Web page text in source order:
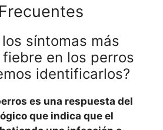
síntomas más
en los perros
identificarlos?
es una respuesta del
que indica que el